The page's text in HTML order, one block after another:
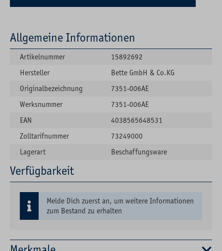
Allgemeine Informationen
Artikelnummer
15892692
Hersteller
Bette GmbH & Co.KG
Originalbezeichnung
7351-006AE
Werksnummer
7351-006AE
EAN
4038565648531
Zolltarifnummer
73249000
Lagerart
Beschaffungsware
Verfügbarkeit
Melde Dich zuerst an, um weitere Informationen
zum Bestand zu erhalten